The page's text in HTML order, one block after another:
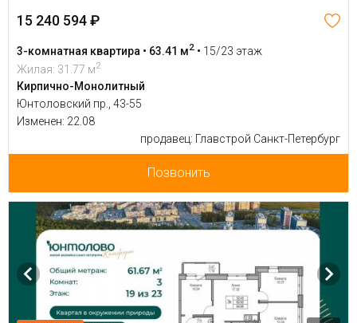
15 240 594 ₽
3-комнатная квартира • 63.41 м2 • 15/23 этаж
Жилая: 31.77 м2
Кирпично-Монолитный
Юнтоловский пр., 43-55
Изменен: 22.08
продавец: Главстрой Санкт-Петербург
Позвонить